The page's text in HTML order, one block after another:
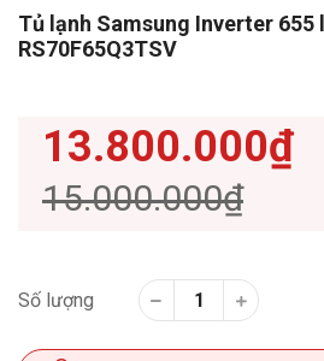
Tủ lạnh Samsung Inverter 655
RS70F65Q3TSV
13.800.000₫
15.000.000₫
Số lượng